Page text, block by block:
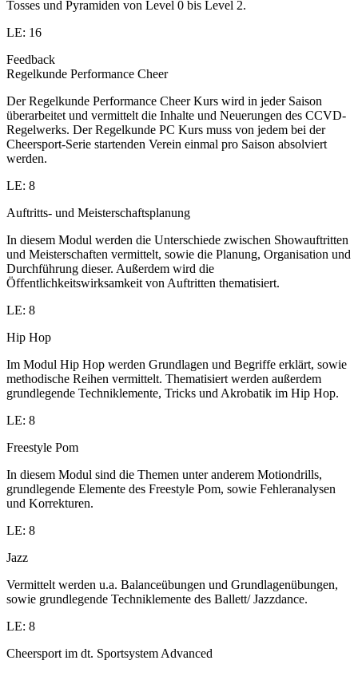
Tosses und Pyramiden von Level 0 bis Level 2.
LE: 16
Feedback
Regelkunde Performance Cheer
Der Regelkunde Performance Cheer Kurs wird in jeder Saison
überarbeitet und vermittelt die Inhalte und Neuerungen des CCVD-
Regelwerks. Der Regelkunde PC Kurs muss von jedem bei der
Cheersport-Serie startenden Verein einmal pro Saison absolviert
werden.
LE: 8
Auftritts- und Meisterschaftsplanung
In diesem Modul werden die Unterschiede zwischen Showauftritten
und Meisterschaften vermittelt, sowie die Planung, Organisation und
Durchführung dieser. Außerdem wird die
Öffentlichkeitswirksamkeit von Auftritten thematisiert.
LE: 8
Hip Hop
Im Modul Hip Hop werden Grundlagen und Begriffe erklärt, sowie
methodische Reihen vermittelt. Thematisiert werden außerdem
grundlegende Techniklemente, Tricks und Akrobatik im Hip Hop.
LE: 8
Freestyle Pom
In diesem Modul sind die Themen unter anderem Motiondrills,
grundlegende Elemente des Freestyle Pom, sowie Fehleranalysen
und Korrekturen.
LE: 8
Jazz
Vermittelt werden u.a. Balanceübungen und Grundlagenübungen,
sowie grundlegende Techniklemente des Ballett/ Jazzdance.
LE: 8
Cheersport im dt. Sportsystem Advanced